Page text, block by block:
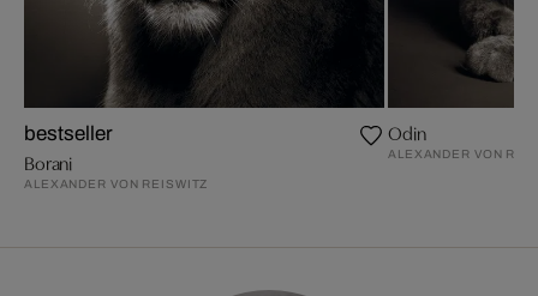
bestseller
Borani
ALEXANDER VON REISWITZ
Odin
ALEXANDER VON